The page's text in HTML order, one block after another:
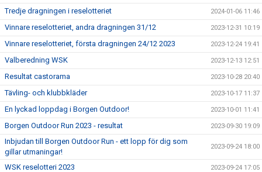
Tredje dragningen i reselotteriet 2024-01-06 11:46
Vinnare reselotteriet, andra dragningen 31/12 2023-12-31 10:19
Vinnare reselotteriet, första dragningen 24/12 2023 2023-12-24 19:41
Valberedning WSK 2023-12-13 12:51
Resultat castorama 2023-10-28 20:40
Tävling- och klubbkläder 2023-10-17 11:37
En lyckad loppdag i Borgen Outdoor! 2023-10-01 11:41
Borgen Outdoor Run 2023 - resultat 2023-09-30 19:09
Inbjudan till Borgen Outdoor Run - ett lopp för dig som
gillar utmaningar!
2023-09-24 18:00
WSK reselotteri 2023 2023-09-24 17:05